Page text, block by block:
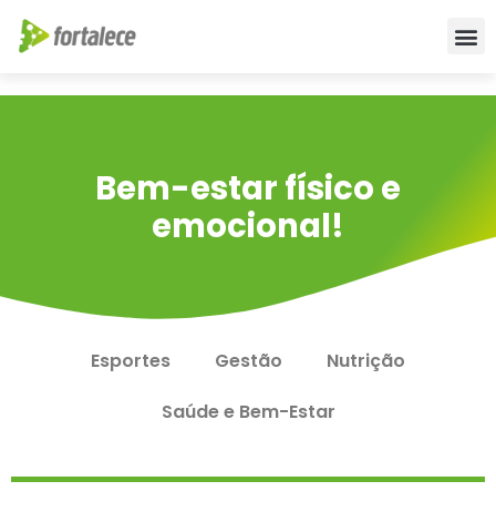
Bem-estar físico e
emocional!
Esportes Gestão
Nutrição
Saúde e Bem-Estar